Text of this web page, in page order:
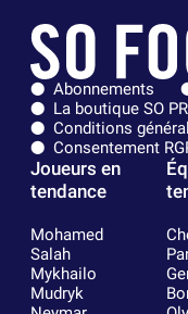
Abonnements
La boutique SO
Conditions
Consentement
Joueurs en
tendance
Mohamed
Salah
Mykhailo
Mudryk